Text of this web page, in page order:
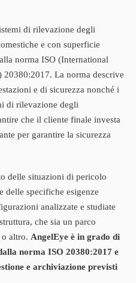
di rilevazione degli
e con superficie
norma ISO (International
La norma descrive
e di sicurezza nonché i
di rilevazione degli
che il cliente finale investa
per garantire la sicurezza
delle situazioni di pericolo
delle specifiche esigenze
analizzate e studiate
che sia un parco
altro. AngelEye è in grado di
norma ISO 20380:2017 e
e archiviazione previsti